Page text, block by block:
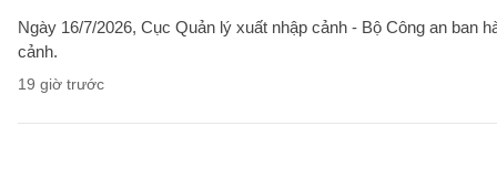
Ngày 16/7/2026, Cục Quản lý xuất nhập cảnh - Bộ Công an ban
cảnh.
19 giờ trước